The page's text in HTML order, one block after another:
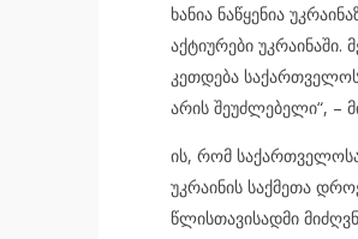
ხანია ნაწყენია
აქტიურები
კეთდება
არის შეუძლებელი“, –
ის, რომ
უკრაინის საქმეთა
წლისთავისადმი